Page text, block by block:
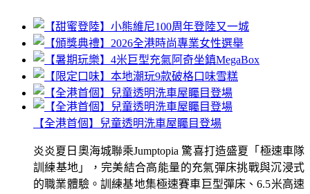
【全港首個】兒童透明洗車屋矚目登場
炎炎夏日奧海城聯乘Jumptopia 驚喜打造盛夏「極速車隊
訓練基地」，完美結合高能量的充氣彈床挑戰與沉浸式
的職業體驗。訓練基地集極速賽車巨型彈床、6.5米高速